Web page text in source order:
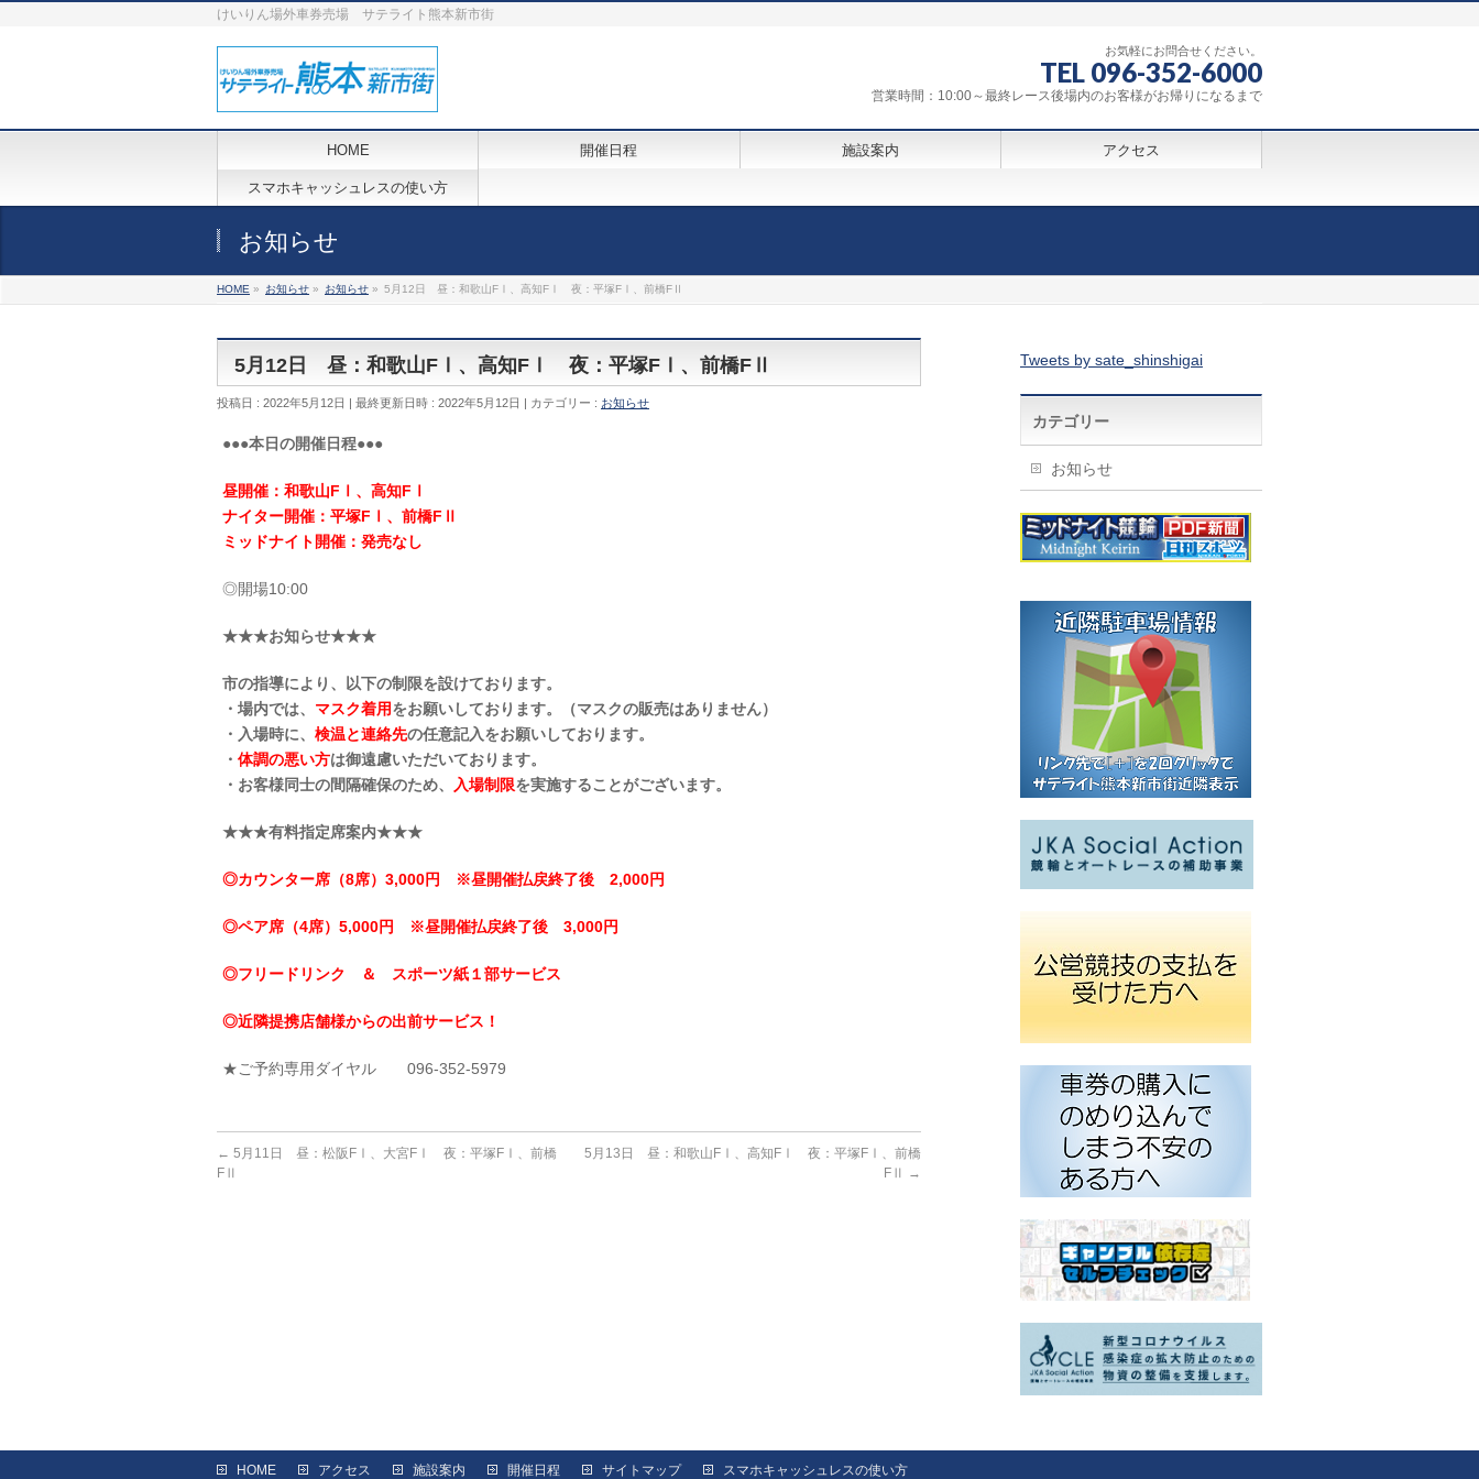
けいりん場外車券売場 サテライト熊本新市街
お気軽にお問合せください。
TEL 096-352-6000
営業時間：10:00～最終レース後場内のお客様がお帰りになるまで
HOME 開催日程 施設案内 アクセス
スマホキャッシュレスの使い方
お知らせ
HOME » お知らせ » お知らせ » 5月12日 昼：和歌山FⅠ、高知FⅠ 夜：平塚FⅠ、前橋FⅡ
5月12日 昼：和歌山FⅠ、高知FⅠ 夜：平塚FⅠ、前橋FⅡ
投稿日 : 2022年5月12日 最終更新日時 : 2022年5月12日 カテゴリー : お知らせ
●●●本日の開催日程●●●
昼開催：和歌山FⅠ、高知FⅠ
ナイター開催：平塚FⅠ、前橋FⅡ
ミッドナイト開催：発売なし
◎開場10:00
★★★お知らせ★★★
市の指導により、以下の制限を設けております。
・場内では、 マスク着用をお願いしております。（マスクの販売はありません）
・入場時に、 検温と連絡先の任意記入をお願いしております。
・ 体調の悪い方は御遠慮いただいております。
・お客様同士の間隔確保のため、
入場制限を実施することがございます。
★★★有料指定席案内★★★
◎カウンター席（8席）3,000円 ※昼開催払戻終了後 2,000円
◎ペア席（4席）5,000円 ※昼開催払戻終了後 3,000円
◎フリードリンク ＆ スポーツ紙１部サービス
◎近隣提携店舗様からの出前サービス！
★ご予約専用ダイヤル 096-352-5979
← 5月11日 昼：松阪FⅠ、大宮FⅠ 夜：平塚FⅠ、前橋
FⅡ
5月13日 昼：和歌山FⅠ、高知FⅠ 夜：平塚FⅠ、前橋
FⅡ
→
Tweets by sate_shinshigai
カテゴリー
お知らせ
HOME アクセス 施設案内 開催日程 サイトマップ スマホキャッシュレスの使い方